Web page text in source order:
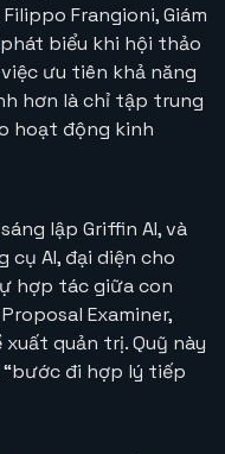
Frangioni, Giám
biểu khi hội thảo
ưu tiên khả năng
hơn là chỉ tập trung
hoạt động kinh
lập Griffin AI, và
cụ AI, đại diện cho
hợp tác giữa con
Examiner,
quản trị. Quỹ này
đi hợp lý tiếp